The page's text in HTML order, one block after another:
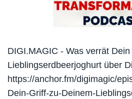
DIGI.MAGIC - Was verrät
Lieblingserdbeerjoghurt über
https://anchor.fm/digimagic/
Dein-Griff-zu-Deinem-